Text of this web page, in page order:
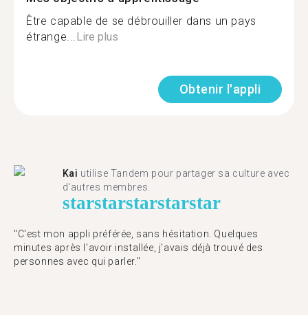
Être capable de se débrouiller dans un pays
étrange...Lire plus
Obtenir l'appli
Kai utilise Tandem pour partager sa culture avec
d'autres membres.
starstarstarstarstar
"C'est mon appli préférée, sans hésitation. Quelques
minutes après l'avoir installée, j'avais déjà trouvé des
personnes avec qui parler."